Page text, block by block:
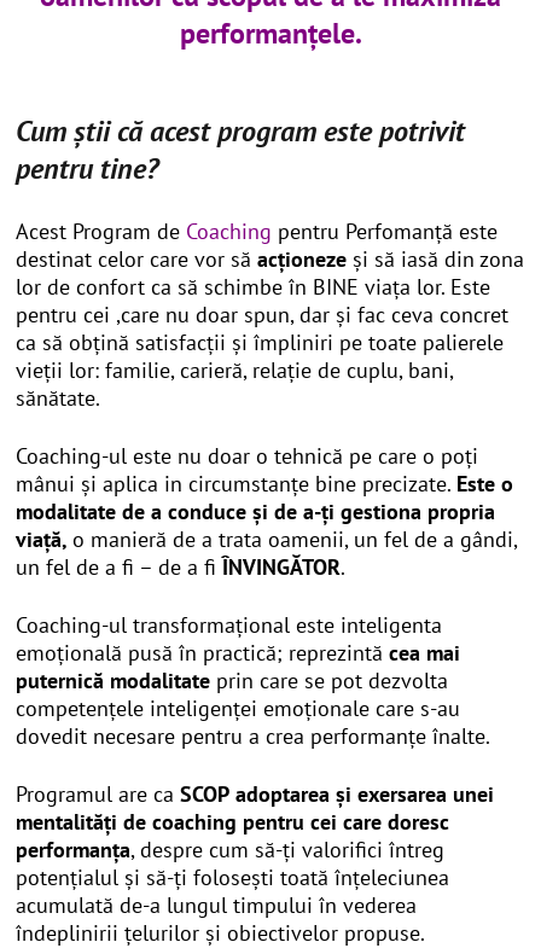
performanțele.
Cum știi că acest program este potrivit
pentru tine?
Acest Program de Coaching pentru Perfomanță este
destinat celor care vor săacționeze și să iasă din zona
lor de confort ca să schimbe în BINE viața lor. Este
pentru cei ,care nu doar spun, dar și fac ceva concret
ca să obțină satisfacții și împliniri pe toate palierele
vieții lor: familie, carieră, relație de cuplu, bani,
sănătate.
Coaching-ul este nu doar o tehnică pe care o poți
mânui și aplica in circumstanțe bine precizate. Este o
modalitate de a conduce și de a-ți gestiona propria
viață,o manieră de a trata oamenii, un fel de a gândi,
un fel de a fi – de a fiÎNVINGĂTOR.
Coaching-ul transformațional este inteligenta
emoțională pusă în practică; reprezintăcea mai
puternică modalitate prin care se pot dezvolta
competențele inteligenței emoționale care s-au
dovedit necesare pentru a crea performanțe înalte.
Programul are caSCOP adoptarea și exersarea unei
mentalități de coaching pentru cei care doresc
performanța, despre cum să-ți valorifici întreg
potențialul și să-ți folosești toată înțeleciunea
acumulată de-a lungul timpului în vederea
îndeplinirii țelurilor și obiectivelor propuse.